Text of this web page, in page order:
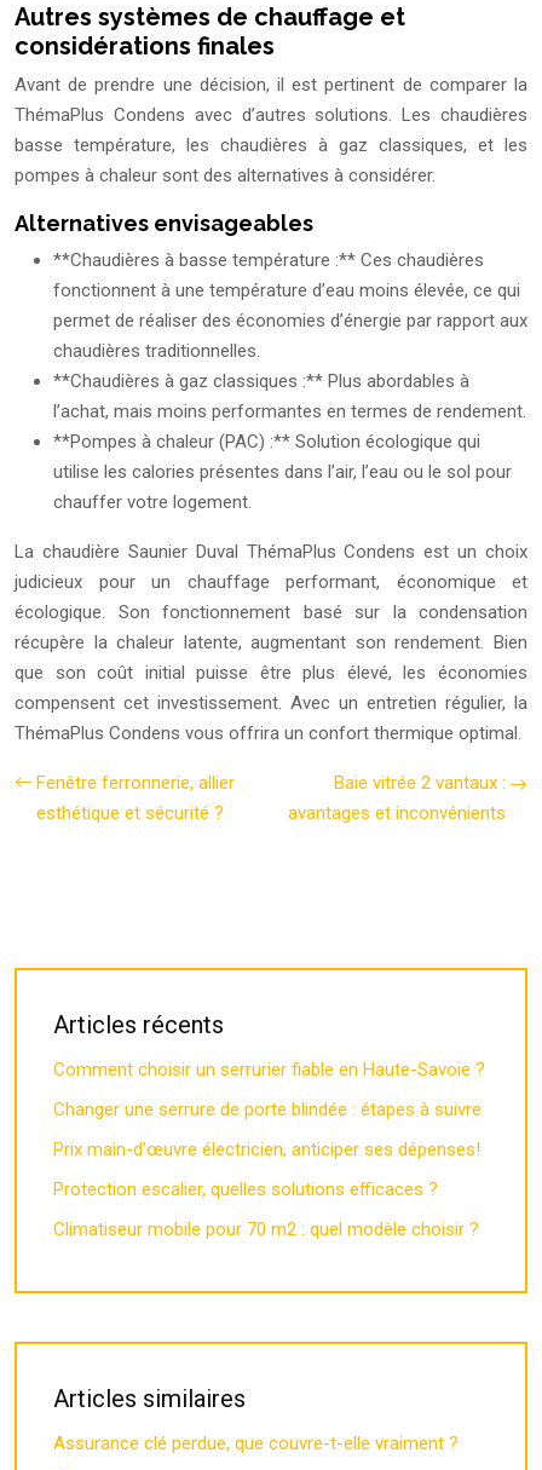
Autres systèmes de chauffage et
considérations finales
Avant de prendre une décision, il est pertinent de comparer la
ThémaPlus Condens avec d’autres solutions. Les chaudières
basse température, les chaudières à gaz classiques, et les
pompes à chaleur sont des alternatives à considérer.
Alternatives envisageables
**Chaudières à basse température :** Ces chaudières
fonctionnent à une température d’eau moins élevée, ce qui
permet de réaliser des économies d’énergie par rapport aux
chaudières traditionnelles.
**Chaudières à gaz classiques :** Plus abordables à
l’achat, mais moins performantes en termes de rendement.
**Pompes à chaleur (PAC) :** Solution écologique qui
utilise les calories présentes dans l’air, l’eau ou le sol pour
chauffer votre logement.
La chaudière Saunier Duval ThémaPlus Condens est un choix
judicieux pour un chauffage performant, économique et
écologique. Son fonctionnement basé sur la condensation
récupère la chaleur latente, augmentant son rendement. Bien
que son coût initial puisse être plus élevé, les économies
compensent cet investissement. Avec un entretien régulier, la
ThémaPlus Condens vous offrira un confort thermique optimal.
Fenêtre ferronnerie, allier
esthétique et sécurité ?
Baie vitrée 2 vantaux :
avantages et inconvénients
Articles récents
Comment choisir un serrurier fiable en Haute-Savoie ?
Changer une serrure de porte blindée : étapes à suivre
Prix main-d’œuvre électricien, anticiper ses dépenses!
Protection escalier, quelles solutions efficaces ?
Climatiseur mobile pour 70 m2 : quel modèle choisir ?
Articles similaires
Assurance clé perdue, que couvre-t-elle vraiment ?